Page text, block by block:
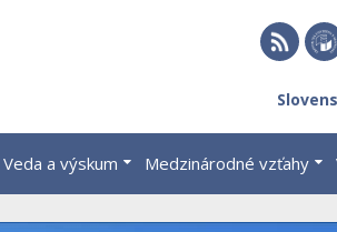
Veda a výskum Medzinárodné vzťahy